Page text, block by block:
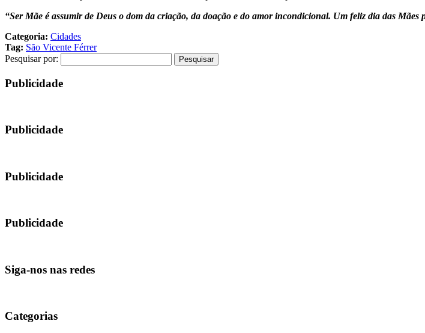
“Ser Mãe é assumir de Deus o dom da criação, da doação e do amor incondicional. Um feliz dia das Mães
Categoria: Cidades
Tag: São Vicente Férrer
Pesquisar por:
Publicidade
Publicidade
Publicidade
Publicidade
Siga-nos nas redes
Categorias